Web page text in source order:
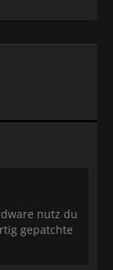
nutz du
gepatchte